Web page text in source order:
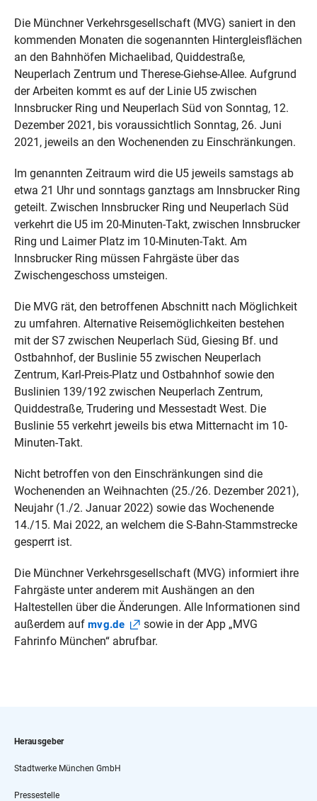
Die Münchner Verkehrsgesellschaft (MVG) saniert in den
kommenden Monaten die sogenannten Hintergleisflächen
an den Bahnhöfen Michaelibad, Quiddestraße,
Neuperlach Zentrum und Therese-Giehse-Allee. Aufgrund
der Arbeiten kommt es auf der Linie U5 zwischen
Innsbrucker Ring und Neuperlach Süd von Sonntag, 12.
Dezember 2021, bis voraussichtlich Sonntag, 26. Juni
2021, jeweils an den Wochenenden zu Einschränkungen.
Im genannten Zeitraum wird die U5 jeweils samstags ab
etwa 21 Uhr und sonntags ganztags am Innsbrucker Ring
geteilt. Zwischen Innsbrucker Ring und Neuperlach Süd
verkehrt die U5 im 20-Minuten-Takt, zwischen Innsbrucker
Ring und Laimer Platz im 10-Minuten-Takt. Am
Innsbrucker Ring müssen Fahrgäste über das
Zwischengeschoss umsteigen.
Die MVG rät, den betroffenen Abschnitt nach Möglichkeit
zu umfahren. Alternative Reisemöglichkeiten bestehen
mit der S7 zwischen Neuperlach Süd, Giesing Bf. und
Ostbahnhof, der Buslinie 55 zwischen Neuperlach
Zentrum, Karl-Preis-Platz und Ostbahnhof sowie den
Buslinien 139/192 zwischen Neuperlach Zentrum,
Quiddestraße, Trudering und Messestadt West. Die
Buslinie 55 verkehrt jeweils bis etwa Mitternacht im 10-
Minuten-Takt.
Nicht betroffen von den Einschränkungen sind die
Wochenenden an Weihnachten (25./26. Dezember 2021),
Neujahr (1./2. Januar 2022) sowie das Wochenende
14./15. Mai 2022, an welchem die S-Bahn-Stammstrecke
gesperrt ist.
Die Münchner Verkehrsgesellschaft (MVG) informiert ihre
Fahrgäste unter anderem mit Aushängen an den
Haltestellen über die Änderungen. Alle Informationen sind
außerdem auf mvg.de
sowie in der App „MVG
Fahrinfo München“ abrufbar.
Herausgeber
Stadtwerke München GmbH
Pressestelle